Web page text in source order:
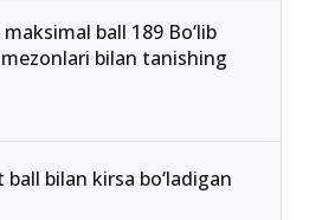
ball 189 Bo‘lib
bilan tanishing
bilan kirsa bo‘ladigan